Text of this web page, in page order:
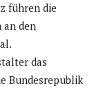
führen die
an den
das
Bundesrepublik